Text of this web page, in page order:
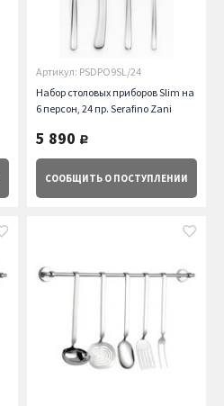
Артикул: PSDPO9SL/24
Набор столовых приборов Slim на
6 персон, 24 пр. Serafino Zani
5 890 руб.
СООБЩИТЬ О ПОСТУПЛЕНИИ